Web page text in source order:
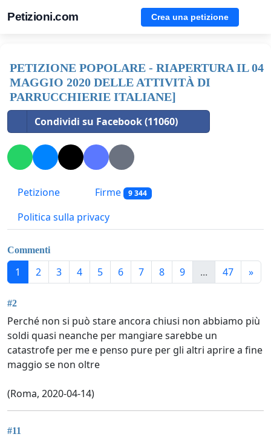
Petizioni.com Crea una petizione
PETIZIONE POPOLARE - RIAPERTURA IL 04
MAGGIO 2020 DELLE ATTIVITÀ DI
PARRUCCHIERIE ITALIANE]
Condividi su Facebook (11060)
Petizione Firme 9 344
Politica sulla privacy
Commenti
1 2 3 4 5 6 7 8 9 ... 47 »
#2
Perché non si può stare ancora chiusi non abbiamo più
soldi quasi neanche per mangiare sarebbe un
catastrofe per me e penso pure per gli altri aprire a fine
maggio se non oltre
(Roma, 2020-04-14)
#11